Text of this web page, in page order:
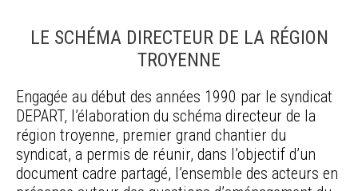
LE SCHÉMA DIRECTEUR DE LA RÉGION
TROYENNE
Engagée au début des années 1990 par le syndicat
DEPART, l’élaboration du schéma directeur de la
région troyenne, premier grand chantier du
syndicat, a permis de réunir, dans l’objectif d’un
document cadre partagé, l’ensemble des acteurs en